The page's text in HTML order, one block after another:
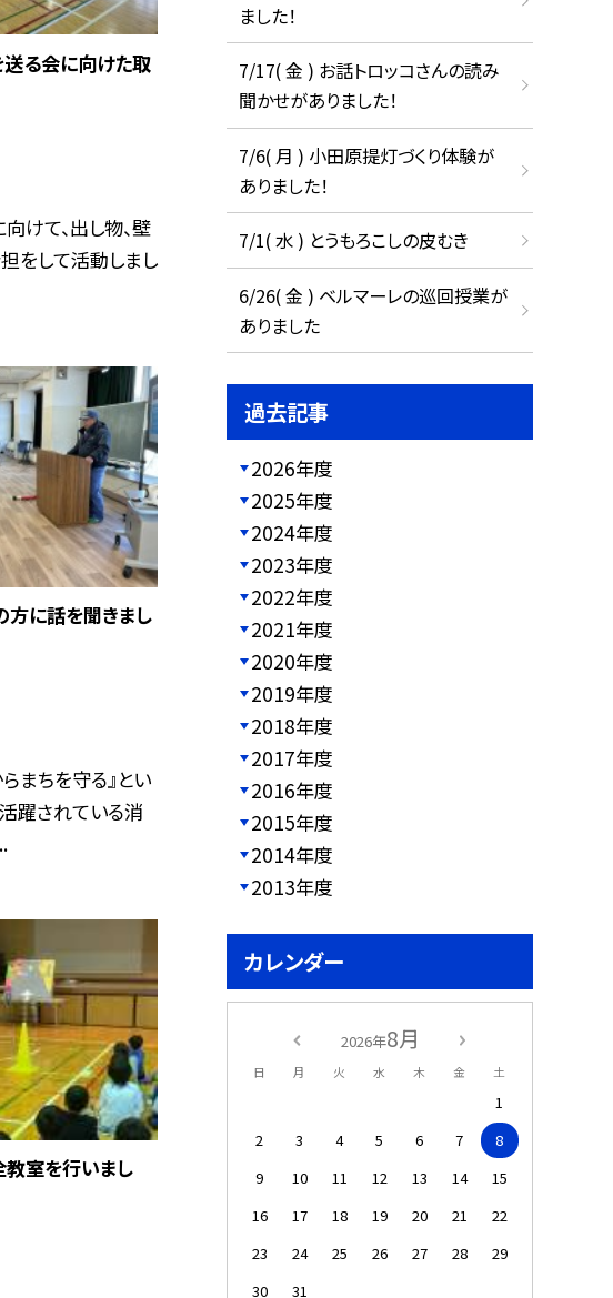
送る会に向けた取
けて、出し物、壁
をして活動しまし
方に話を聞きまし
まちを守る』とい
躍されている消
教室を行いまし
ました！
7/17( 金 ) お話トロッコさんの読み
聞かせがありました！
7/6( 月 ) 小田原提灯づくり体験が
ありました！
7/1( 水 ) とうもろこしの皮むき
6/26( 金 ) ベルマーレの巡回授業が
ありました
過去記事
2026年度
2025年度
2024年度
2023年度
2022年度
2021年度
2020年度
2019年度
2018年度
2017年度
2016年度
2015年度
2014年度
2013年度
カレンダー
2026年8月
日 月 火 水 木 金 土
1
2
3 4 5 6 7
8
9
10 11 12 13 14
15
16
17 18 19 20 21
22
23
24 25 26 27 28
29
30
31